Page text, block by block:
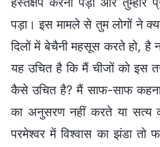
पड़ा। इस मामले से तुम लोगों ने
दिलों में बेचैनी महसूस करते हो, है
यह उचित है कि मैं चीजों को इस
कैसे उचित है? मैं साफ-साफ कहना
का अनुसरण नहीं करते या सत्य
परमेश्वर में विश्वास का झंडा तो